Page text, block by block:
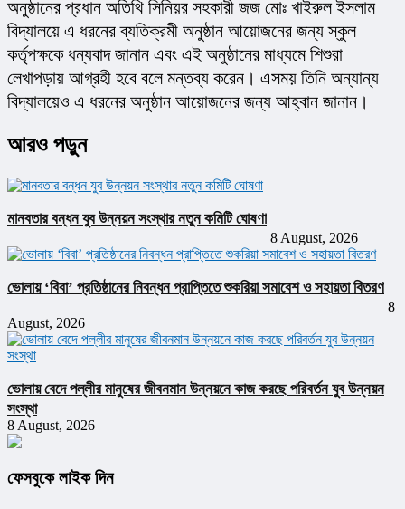
অনুষ্ঠানের প্রধান অতিথি সিনিয়র সহকারী জজ মোঃ খাইরুল ইসলাম
বিদ্যালয়ে এ ধরনের ব্যতিক্রমী অনুষ্ঠান আয়োজনের জন্য স্কুল
কর্তৃপক্ষকে ধন্যবাদ জানান এবং এই অনুষ্ঠানের মাধ্যমে শিশুরা
লেখাপড়ায় আগ্রহী হবে বলে মন্তব্য করেন। এসময় তিনি অন্যান্য
বিদ্যালয়েও এ ধরনের অনুষ্ঠান আয়োজনের জন্য আহ্বান জানান।
আরও পড়ুন
মানবতার বন্ধন যুব উন্নয়ন সংস্থার নতুন কমিটি ঘোষণা
8 August, 2026
ভোলায় ‘বিবা’ প্রতিষ্ঠানের নিবন্ধন প্রাপ্তিতে শুকরিয়া সমাবেশ ও সহায়তা বিতরণ
8
August, 2026
ভোলায় বেদে পল্লীর মানুষের জীবনমান উন্নয়নে কাজ করছে পরিবর্তন যুব উন্নয়ন
সংস্থা
8 August, 2026
ফেসবুকে লাইক দিন